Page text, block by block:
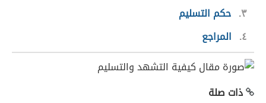
٣ حكم التسليم
٤
المراجع
ذات صلة